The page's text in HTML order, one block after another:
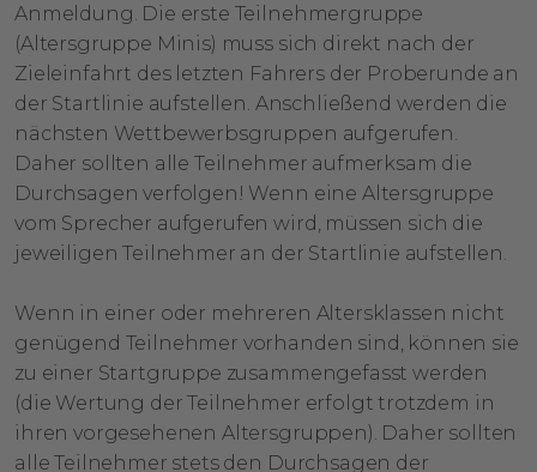
Anmeldung. Die erste Teilnehmergruppe
(Altersgruppe Minis) muss sich direkt nach der
Zieleinfahrt des letzten Fahrers der Proberunde an
der Startlinie aufstellen. Anschließend werden die
nächsten Wettbewerbsgruppen aufgerufen.
Daher sollten alle Teilnehmer aufmerksam die
Durchsagen verfolgen! Wenn eine Altersgruppe
vom Sprecher aufgerufen wird, müssen sich die
jeweiligen Teilnehmer an der Startlinie aufstellen.
Wenn in einer oder mehreren Altersklassen nicht
genügend Teilnehmer vorhanden sind, können sie
zu einer Startgruppe zusammengefasst werden
(die Wertung der Teilnehmer erfolgt trotzdem in
ihren vorgesehenen Altersgruppen). Daher sollten
alle Teilnehmer stets den Durchsagen der